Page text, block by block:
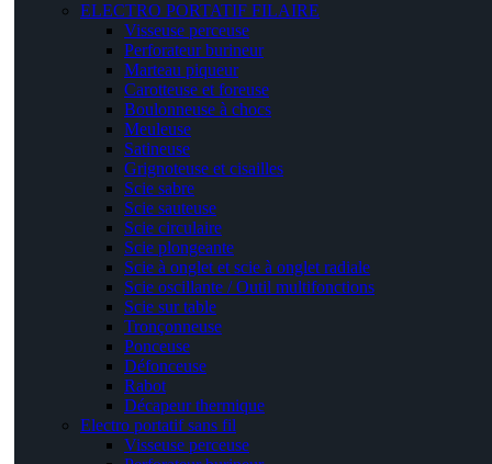
ELECTRO PORTATIF FILAIRE
Visseuse perceuse
Perforateur burineur
Marteau piqueur
Carotteuse et foreuse
Boulonneuse à chocs
Meuleuse
Satineuse
Grignoteuse et cisailles
Scie sabre
Scie sauteuse
Scie circulaire
Scie plongeante
Scie à onglet et scie à onglet radiale
Scie oscillante / Outil multifonctions
Scie sur table
Tronçonneuse
Ponceuse
Défonceuse
Rabot
Décapeur thermique
Electro portatif sans fil
Visseuse perceuse